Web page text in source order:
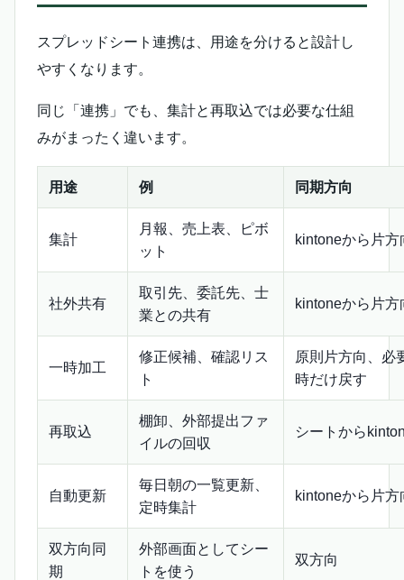
スプレッドシート連携は、用途を分けると設計し
やすくなります。
同じ「連携」でも、集計と再取込では必要な仕組
みがまったく違います。
用途 例 同期方向
集計
月報、売上表、ピボ
ット
kintoneから片方
社外共有
取引先、委託先、士
業との共有
kintoneから片方
一時加工
修正候補、確認リス
ト
原則片方向、必
時だけ戻す
再取込
棚卸、外部提出ファ
イルの回収
シートから
自動更新
毎日朝の一覧更新、
定時集計
kintoneから片方
双方向同
期
外部画面としてシー
トを使う
双方向